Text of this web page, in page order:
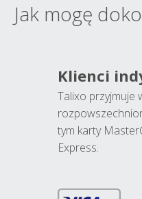
Jak mogę
Klienci
Talixo przyjmuje
tym karty
Express.